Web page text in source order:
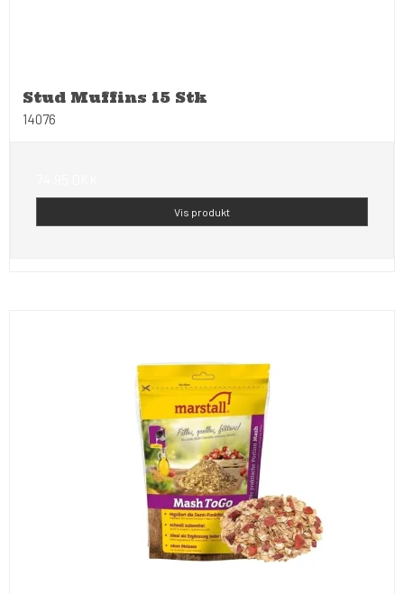
Stud Muffins 15 Stk
14076
Vis produkt